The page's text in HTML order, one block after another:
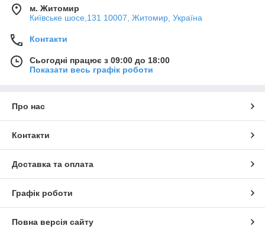
м. Житомир
Київське шосе,131 10007, Житомир, Україна
Контакти
Сьогодні працює з 09:00 до 18:00
Показати весь графік роботи
Про нас
Контакти
Доставка та оплата
Графік роботи
Повна версія сайту